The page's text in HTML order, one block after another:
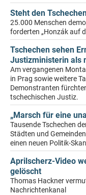
Steht den
25.000 Menschen
forderten „Honzák auf
Tschechen sehen
Justizministerin als
Am vergangenen
in Prag sowie weitere
Demonstranten
tschechischen Justiz.
„Marsch für eine
Tausende Tschechen
Städten und
einen neuen Politik-
Aprilscherz-Video
gelöscht
Thomas Hackner
Nachrichtenkanal